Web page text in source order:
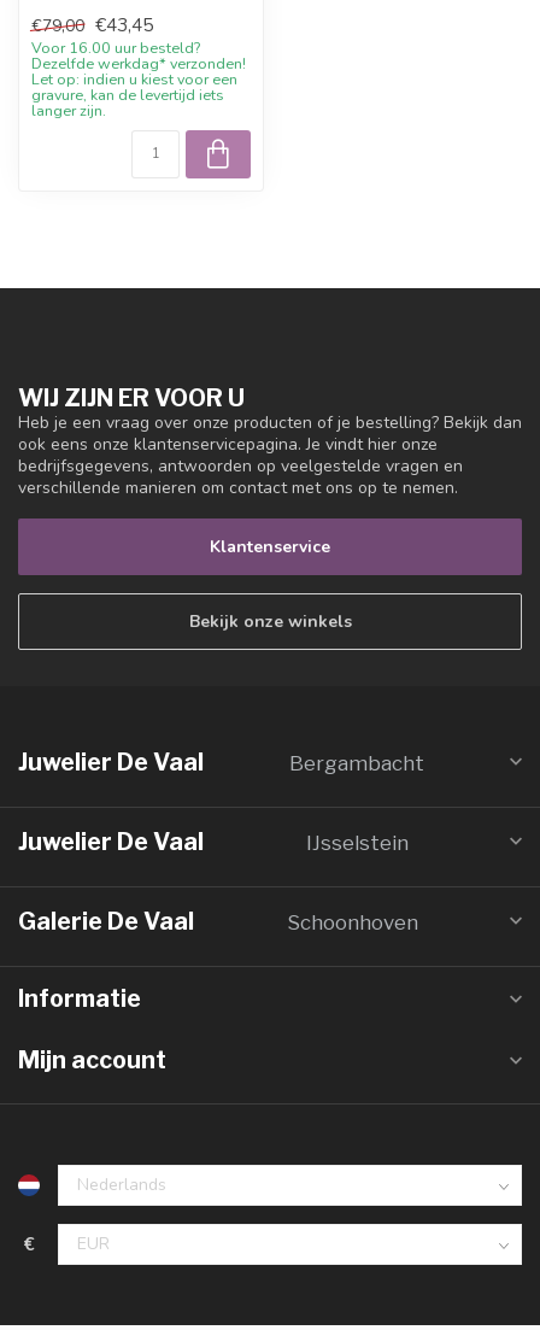
bij Juwelier...
€79,00 €43,45
Voor 16.00 uur besteld?
Dezelfde werkdag* verzonden!
Let op: indien u kiest voor een
gravure, kan de levertijd iets
langer zijn.
WIJ ZIJN ER VOOR U
Heb je een vraag over onze producten of je bestelling? Bekijk dan
ook eens onze klantenservicepagina. Je vindt hier onze
bedrijfsgegevens, antwoorden op veelgestelde vragen en
verschillende manieren om contact met ons op te nemen.
Klantenservice
Bekijk onze winkels
Juwelier De Vaal Bergambacht
Juwelier De Vaal IJsselstein
Galerie De Vaal Schoonhoven
Informatie
Mijn account
€